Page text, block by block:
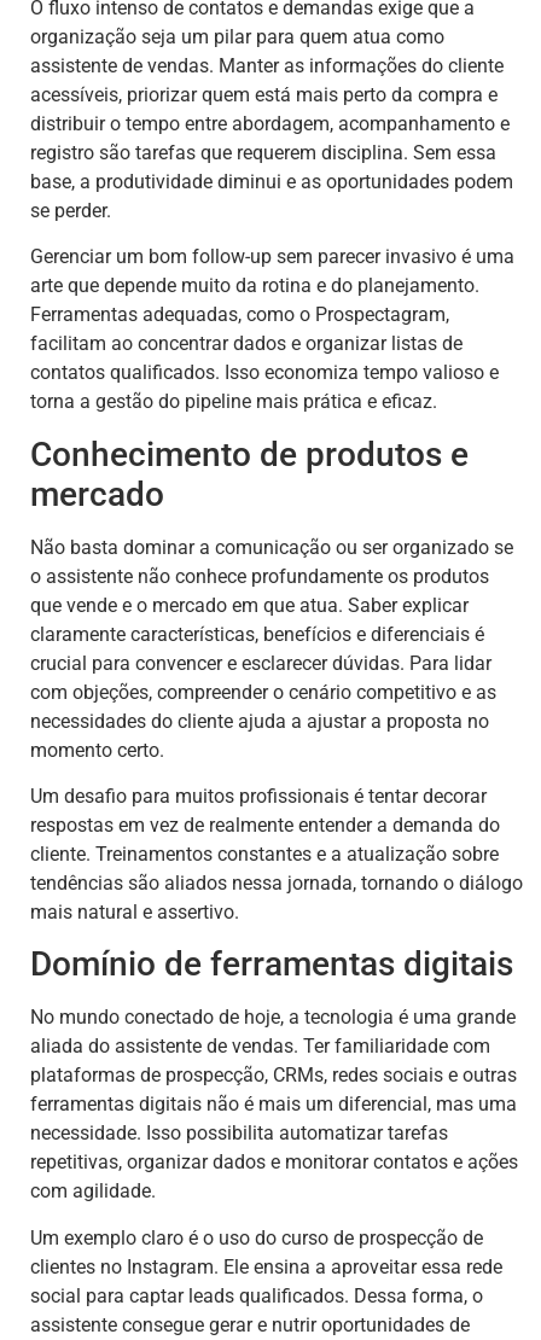
O fluxo intenso de contatos e demandas exige que a
organização seja um pilar para quem atua como
assistente de vendas. Manter as informações do cliente
acessíveis, priorizar quem está mais perto da compra e
distribuir o tempo entre abordagem, acompanhamento e
registro são tarefas que requerem disciplina. Sem essa
base, a produtividade diminui e as oportunidades podem
se perder.
Gerenciar um bom follow-up sem parecer invasivo é uma
arte que depende muito da rotina e do planejamento.
Ferramentas adequadas, como o Prospectagram,
facilitam ao concentrar dados e organizar listas de
contatos qualificados. Isso economiza tempo valioso e
torna a gestão do pipeline mais prática e eficaz.
Conhecimento de produtos e
mercado
Não basta dominar a comunicação ou ser organizado se
o assistente não conhece profundamente os produtos
que vende e o mercado em que atua. Saber explicar
claramente características, benefícios e diferenciais é
crucial para convencer e esclarecer dúvidas. Para lidar
com objeções, compreender o cenário competitivo e as
necessidades do cliente ajuda a ajustar a proposta no
momento certo.
Um desafio para muitos profissionais é tentar decorar
respostas em vez de realmente entender a demanda do
cliente. Treinamentos constantes e a atualização sobre
tendências são aliados nessa jornada, tornando o diálogo
mais natural e assertivo.
Domínio de ferramentas digitais
No mundo conectado de hoje, a tecnologia é uma grande
aliada do assistente de vendas. Ter familiaridade com
plataformas de prospecção, CRMs, redes sociais e outras
ferramentas digitais não é mais um diferencial, mas uma
necessidade. Isso possibilita automatizar tarefas
repetitivas, organizar dados e monitorar contatos e ações
com agilidade.
Um exemplo claro é o uso do curso de prospecção de
clientes no Instagram. Ele ensina a aproveitar essa rede
social para captar leads qualificados. Dessa forma, o
assistente consegue gerar e nutrir oportunidades de